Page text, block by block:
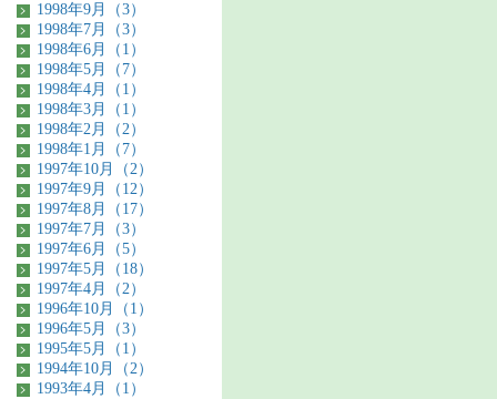
1998年9月（3）
1998年7月（3）
1998年6月（1）
1998年5月（7）
1998年4月（1）
1998年3月（1）
1998年2月（2）
1998年1月（7）
1997年10月（2）
1997年9月（12）
1997年8月（17）
1997年7月（3）
1997年6月（5）
1997年5月（18）
1997年4月（2）
1996年10月（1）
1996年5月（3）
1995年5月（1）
1994年10月（2）
1993年4月（1）